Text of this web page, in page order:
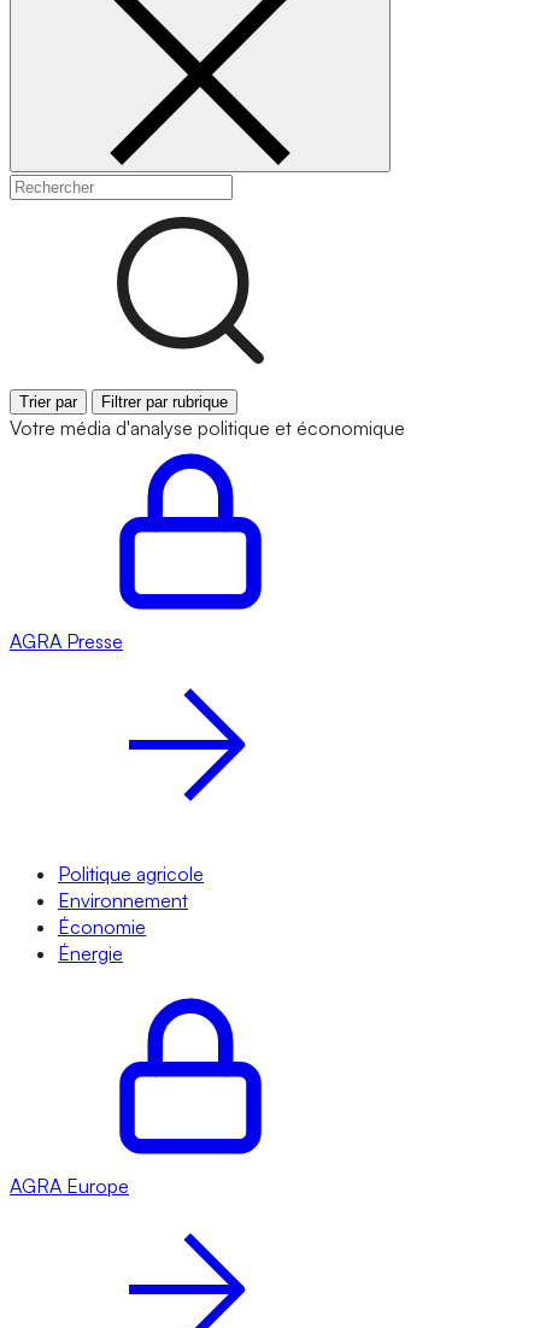
Trier par Filtrer par rubrique
Votre média d'analyse politique et économique
AGRA Presse
Politique agricole
Environnement
Économie
Énergie
AGRA Europe